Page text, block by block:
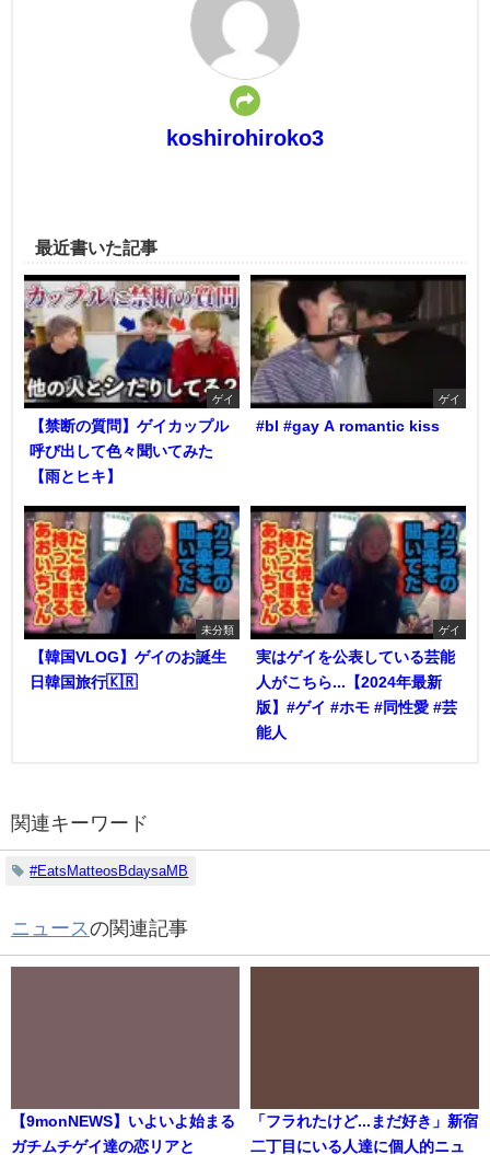
koshirohiroko3
最近書いた記事
ゲイ
【禁断の質問】ゲイカップル
呼び出して色々聞いてみた
【雨とヒキ】
ゲイ
#bl #gay A romantic kiss
未分類
【韓国VLOG】ゲイのお誕生
日韓国旅行🇰🇷
ゲイ
実はゲイを公表している芸能
人がこちら...【2024年最新
版】#ゲイ #ホモ #同性愛 #芸
能人
関連キーワード
#EatsMatteosBdaysaMB
ニュースの関連記事
【9monNEWS】いよいよ始まる
ガチムチゲイ達の恋リアと
「フラれたけど...まだ好き」新宿
二丁目にいる人達に個人的ニュ